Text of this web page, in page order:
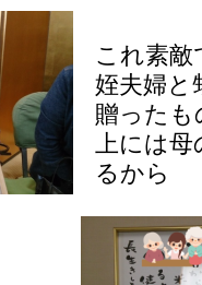
これ素敵
姪夫婦と
贈ったも
上には母
るから